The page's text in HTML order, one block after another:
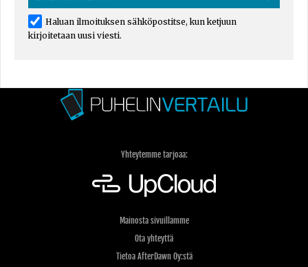
Haluan ilmoituksen sähköpostitse, kun ketjuun
kirjoitetaan uusi viesti.
Yhteytemme tarjoaa:
Mainosta sivuillamme
Ota yhteyttä
Tietoa AfterDawn Oy:stä